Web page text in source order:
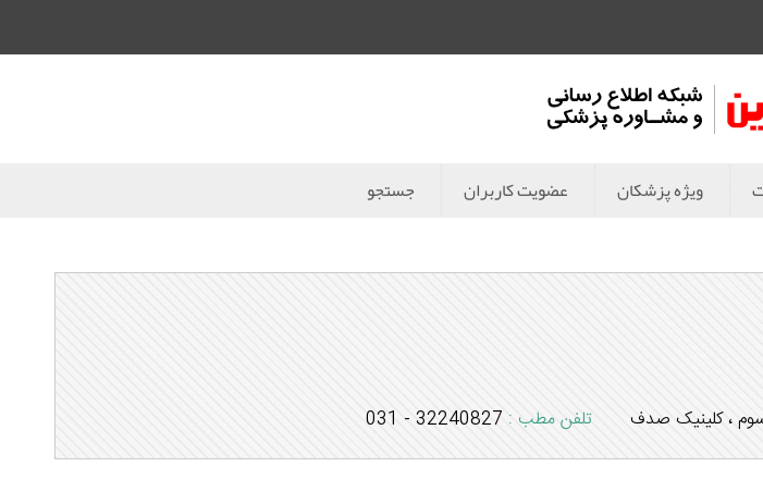
ویژه پزشکان عضویت کاربران جستجو
سوم ، کلینیک صدف تلفن مطب : 32240827 - 031